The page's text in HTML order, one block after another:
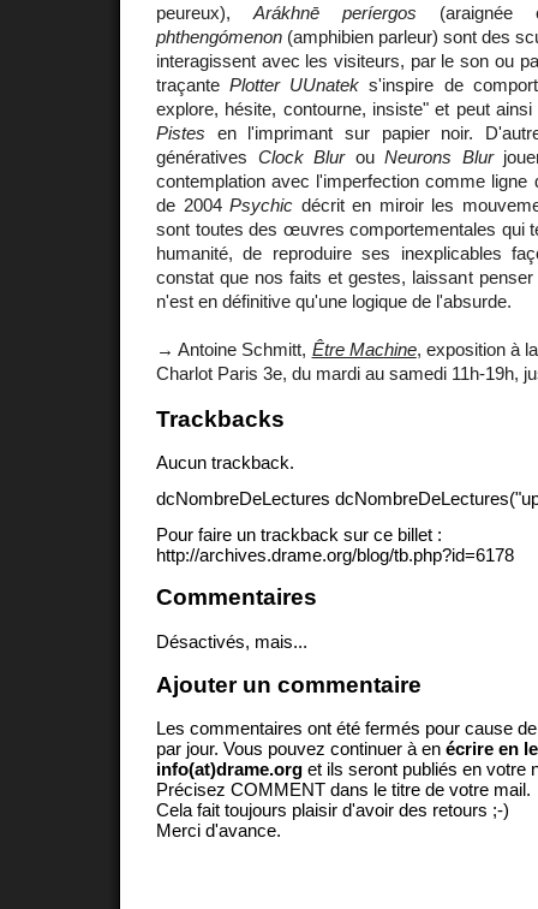
peureux), Arákhnē períergos (araignée
phthengómenon (amphibien parleur) sont des
interagissent avec les visiteurs, par le son ou
traçantePlotter UUnatek s'inspire de
explore, hésite, contourne, insiste" et peut
Pistes en l'imprimant sur papier noir.
génératives Clock BlurouNeurons Blur
contemplation avec l'imperfection comme ligne
de 2004 Psychic décrit en miroir les
sont toutes des œuvres comportementales qui
humanité, de reproduire ses inexplicables
constat que nos faits et gestes, laissant
n'est en définitive qu'une logique de l'absurde.
→ Antoine Schmitt, Être Machine, exposition à
Charlot Paris 3e, du mardi au samedi 11h-19h,
Trackbacks
Aucun trackback.
dcNombreDeLectures
Pour faire un trackback sur ce billet :
http://archives.drame.org/blog/tb.php?id=6178
Commentaires
Désactivés, mais...
Ajouter un commentaire
Les commentaires ont été fermés pour cause
par jour. Vous pouvez continuer à en écrire en
info(at)drame.org et ils seront publiés en votre
Précisez COMMENT dans le titre de votre mail.
Cela fait toujours plaisir d'avoir des retours ;-)
Merci d'avance.